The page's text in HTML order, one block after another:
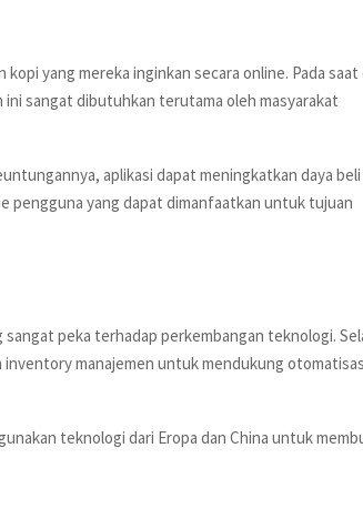
yang mereka inginkan secara online. Pada saat
ini sangat dibutuhkan terutama oleh masyarakat
aplikasi dapat meningkatkan daya beli
pengguna yang dapat dimanfaatkan untuk tujuan
peka terhadap perkembangan teknologi.
manajemen untuk mendukung
teknologi dari Eropa dan China untuk